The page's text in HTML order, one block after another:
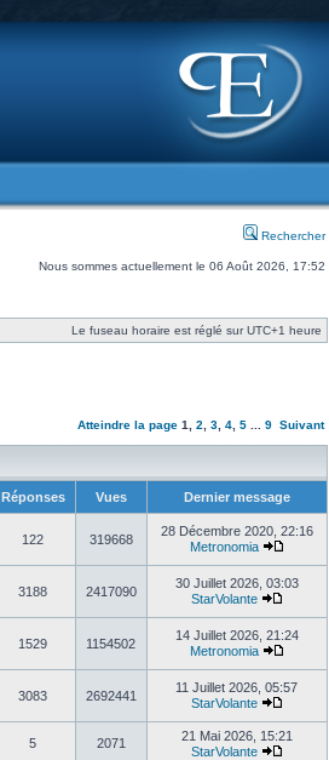
Rechercher
Nous sommes actuellement le 06 Août 2026, 17:52
Le fuseau horaire est réglé sur UTC+1 heure
Atteindre la page 1 2 3, 4, 5... 9 Suivant
Réponses Vues Dernier message
122 319668
28 Décembre 2020, 22:16
Metronomia
3188 2417090
30 Juillet 2026, 03:03
StarVolante
1529 1154502
14 Juillet 2026, 21:24
Metronomia
3083 2692441
11 Juillet 2026, 05:57
StarVolante
5 2071
21 Mai 2026, 15:21
StarVolante